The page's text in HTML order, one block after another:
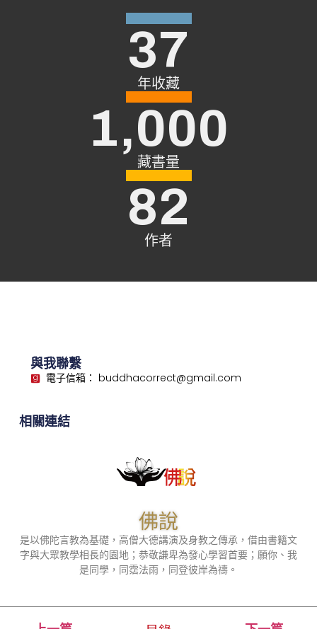
年收藏
37
藏書量
1,000
作者
82
佛說
是以佛陀言教為基礎，高僧大德講演及身教之傳承，借由書籍文
字與大眾教學相長的園地；恭敬謙卑為發心學習首要；願你、我
是同學，同霑法雨，同登彼岸為禱。
與我聯繫
電子信箱： buddhacorrect@gmail.com
相關連結